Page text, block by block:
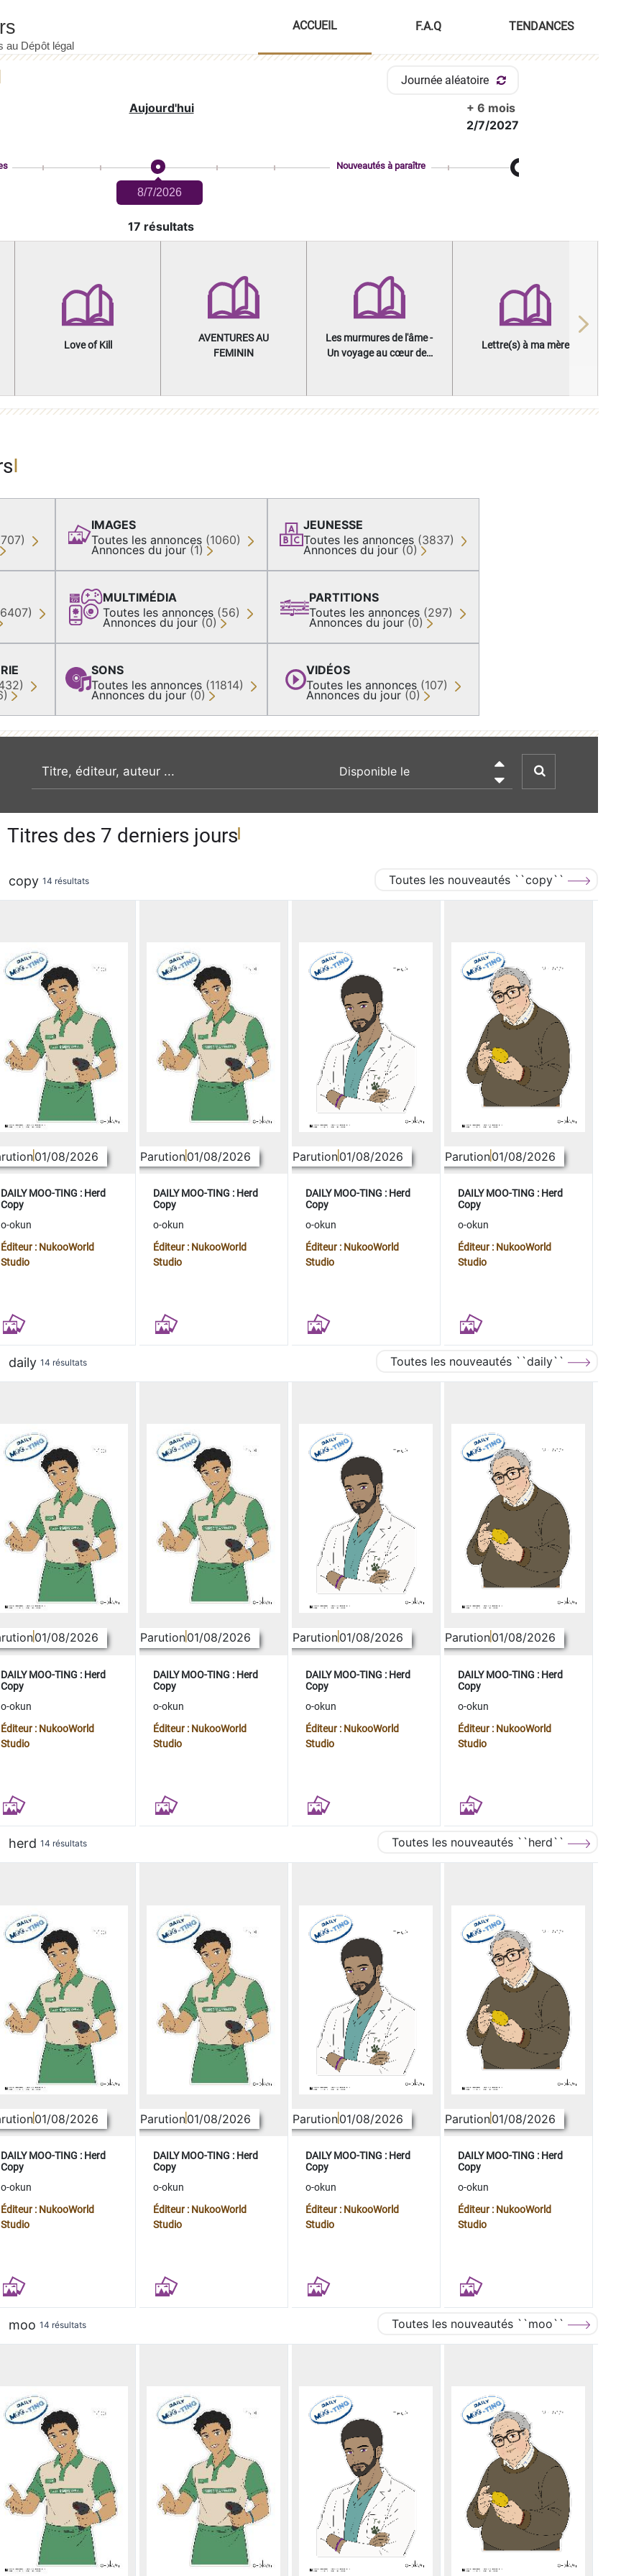
ACCUEIL F.A.Q TENDANCES
Journée aléatoire
Aujourd'hui
+ 6 mois
2/7/2027
8/7/2026
Nouveautés à paraître
17 résultats
Love of Kill
AVENTURES AU
FEMININ
Les murmures de l'âme -
Un voyage au cœur des
Lettre(s) à ma mère
Next
IMAGES
Toutes les annonces (1060)
Annonces du jour (1)
MULTIMÉDIA
Toutes les annonces (56)
Annonces du jour (0)
SONS
Toutes les annonces (11814)
Annonces du jour (0)
JEUNESSE
Toutes les annonces (3837)
Annonces du jour (0)
PARTITIONS
Toutes les annonces (297)
Annonces du jour (0)
VIDÉOS
Toutes les annonces (107)
Annonces du jour (0)
recherche par mot clé

Titres des 7 derniers jours
copy 14 résultats Toutes les nouveautés ``copy``
01/08/2026
DAILY MOO-TING : Herd
Copy
o-okun
Éditeur : NukooWorld
Studio
Parution01/08/2026
DAILY MOO-TING : Herd
Copy
o-okun
Éditeur : NukooWorld
Studio
Parution01/08/2026
DAILY MOO-TING : Herd
Copy
o-okun
Éditeur : NukooWorld
Studio
Parution01/08/2026
DAILY MOO-TING : Herd
Copy
o-okun
Éditeur : NukooWorld
Studio
daily 14 résultats Toutes les nouveautés ``daily``
01/08/2026
DAILY MOO-TING : Herd
Copy
o-okun
Éditeur : NukooWorld
Studio
Parution01/08/2026
DAILY MOO-TING : Herd
Copy
o-okun
Éditeur : NukooWorld
Studio
Parution01/08/2026
DAILY MOO-TING : Herd
Copy
o-okun
Éditeur : NukooWorld
Studio
Parution01/08/2026
DAILY MOO-TING : Herd
Copy
o-okun
Éditeur : NukooWorld
Studio
herd 14 résultats Toutes les nouveautés ``herd``
01/08/2026
DAILY MOO-TING : Herd
Copy
o-okun
Éditeur : NukooWorld
Studio
Parution01/08/2026
DAILY MOO-TING : Herd
Copy
o-okun
Éditeur : NukooWorld
Studio
Parution01/08/2026
DAILY MOO-TING : Herd
Copy
o-okun
Éditeur : NukooWorld
Studio
Parution01/08/2026
DAILY MOO-TING : Herd
Copy
o-okun
Éditeur : NukooWorld
Studio
moo 14 résultats Toutes les nouveautés ``moo``